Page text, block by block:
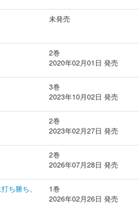
未発売
2巻
2020年02月01日 発売
3巻
2023年10月02日 発売
2巻
2023年02月27日 発売
2巻
2026年07月28日 発売
ち勝ち、
1巻
2026年02月26日 発売